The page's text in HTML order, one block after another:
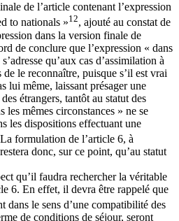
de l’article contenant l’expression
to nationals »12, ajouté au constat de
dans la version finale de
de conclure que l’expression « dans
qu’aux cas d’assimilation à
de le reconnaître, puisque s’il est vrai
lui même, laissant présager une
étrangers, tantôt au statut des
les mêmes circonstances » ne se
les dispositions effectuant une
formulation de l’article 6, à
donc, sur ce point, qu’au statut
qu’il faudra rechercher la véritable
6. En effet, il devra être rappelé que
dans le sens d’une compatibilité des
de conditions de séjour, seront